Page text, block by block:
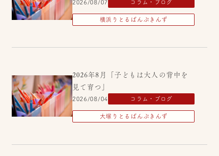
2026/08/07 コラム・ブログ
横浜りとるぱんぷきんず
2026年8月「子どもは大人の背中を
見て育つ」
2026/08/04 コラム・ブログ
大塚りとるぱんぷきんず